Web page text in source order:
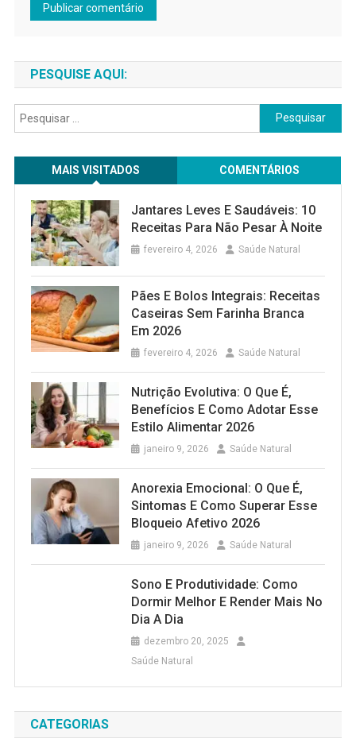
PESQUISE AQUI:
Pesquisar
por:
MAIS VISITADOS COMENTÁRIOS
Jantares Leves E Saudáveis: 10
Receitas Para Não Pesar À Noite
fevereiro 4, 2026 Saúde Natural
Pães E Bolos Integrais: Receitas
Caseiras Sem Farinha Branca
Em 2026
fevereiro 4, 2026 Saúde Natural
Nutrição Evolutiva: O Que É,
Benefícios E Como Adotar Esse
Estilo Alimentar 2026
janeiro 9, 2026 Saúde Natural
Anorexia Emocional: O Que É,
Sintomas E Como Superar Esse
Bloqueio Afetivo 2026
janeiro 9, 2026 Saúde Natural
Sono E Produtividade: Como
Dormir Melhor E Render Mais No
Dia A Dia
dezembro 20, 2025
Saúde Natural
CATEGORIAS